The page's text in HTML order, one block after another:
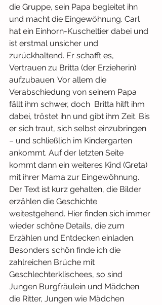
die Gruppe, sein Papa begleitet ihn
und macht die Eingewöhnung. Carl
hat ein Einhorn-Kuscheltier dabei und
ist erstmal unsicher und
zurückhaltend. Er schafft es,
Vertrauen zu Britta (der Erzieherin)
aufzubauen. Vor allem die
Verabschiedung von seinem Papa
fällt ihm schwer, doch  Britta hilft ihm
dabei, tröstet ihn und gibt ihm Zeit. Bis
er sich traut, sich selbst einzubringen
– und schließlich im Kindergarten
ankommt. Auf der letzten Seite
kommt dann ein weiteres Kind (Greta)
mit ihrer Mama zur Eingewöhnung.
Der Text ist kurz gehalten, die Bilder
erzählen die Geschichte
weitestgehend. Hier finden sich immer
wieder schöne Details, die zum
Erzählen und Entdecken einladen.
Besonders schön finde ich die
zahlreichen Brüche mit
Geschlechterklischees, so sind
Jungen Burgfräulein und Mädchen
die Ritter, Jungen wie Mädchen